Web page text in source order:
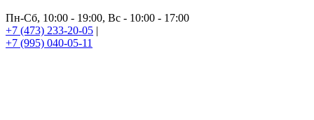
Пн-Сб, 10:00 - 19:00, Вс - 10:00 - 17:00
+7 (473) 233-20-05 |
+7 (995) 040-05-11